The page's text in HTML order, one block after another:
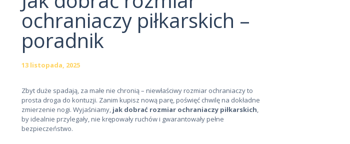
ochraniaczy piłkarskich –
poradnik
13 listopada, 2025
Zbyt duże spadają, za małe nie chronią – niewłaściwy rozmiar ochraniaczy to
prosta droga do kontuzji. Zanim kupisz nową parę, poświęć chwilę na dokładne
zmierzenie nogi. Wyjaśniamy, jak dobrać rozmiar ochraniaczy piłkarskich,
by idealnie przylegały, nie krępowały ruchów i gwarantowały pełne
bezpieczeństwo.